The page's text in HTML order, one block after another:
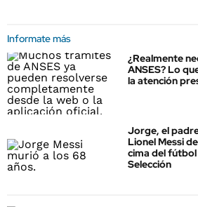
Informate más
¿Realmente
ANSES? Lo
la atención
Jorge, el
Lionel Messi
cima del fútbol
Selección